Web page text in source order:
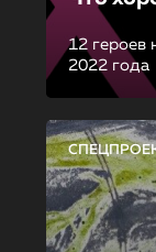
12 героев
2022 года